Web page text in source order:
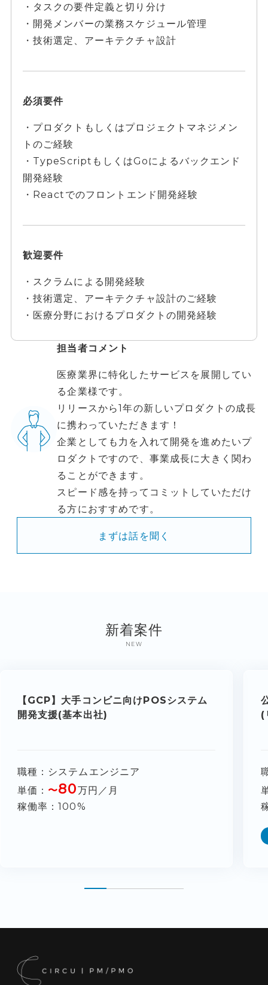
・タスクの要件定義と切り分け
・開発メンバーの業務スケジュール管理
・技術選定、アーキテクチャ設計
必須要件
・プロダクトもしくはプロジェクトマネジメン
トのご経験
・TypeScriptもしくはGoによるバックエンド
開発経験
・Reactでのフロントエンド開発経験
歓迎要件
・スクラムによる開発経験
・技術選定、アーキテクチャ設計のご経験
・医療分野におけるプロダクトの開発経験
担当者コメント
医療業界に特化したサービスを展開してい
る企業様です。
リリースから1年の新しいプロダクトの成長
に携わっていただきます！
企業としても力を入れて開発を進めたいプ
ロダクトですので、事業成長に大きく関わ
ることができます。
スピード感を持ってコミットしていただけ
る方におすすめです。
まずは話を聞く
新着案件
NEW
【GCP】大手コンビニ向けPOSシステム
開発支援(基本出社)
職種
システムエンジニア
単価
〜80万円／月
稼働率
100%
(